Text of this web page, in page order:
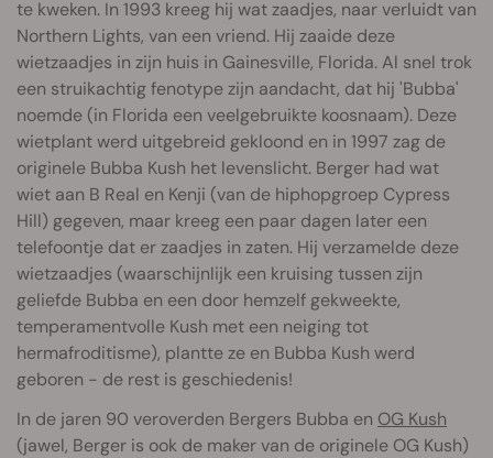
te kweken. In 1993 kreeg hij wat zaadjes, naar verluidt van
Northern Lights, van een vriend. Hij zaaide deze
wietzaadjes in zijn huis in Gainesville, Florida. Al snel trok
een struikachtig fenotype zijn aandacht, dat hij 'Bubba'
noemde (in Florida een veelgebruikte koosnaam). Deze
wietplant werd uitgebreid gekloond en in 1997 zag de
originele Bubba Kush het levenslicht. Berger had wat
wiet aan B Real en Kenji (van de hiphopgroep Cypress
Hill) gegeven, maar kreeg een paar dagen later een
telefoontje dat er zaadjes in zaten. Hij verzamelde deze
wietzaadjes (waarschijnlijk een kruising tussen zijn
geliefde Bubba en een door hemzelf gekweekte,
temperamentvolle Kush met een neiging tot
hermafroditisme), plantte ze en Bubba Kush werd
geboren - de rest is geschiedenis!
In de jaren 90 veroverden Bergers Bubba en OG Kush
(jawel, Berger is ook de maker van de originele OG Kush)